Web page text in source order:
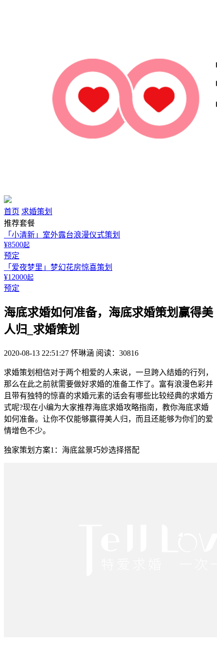
首页 求婚策划
推荐套餐
「小清新」室外露台浪漫仪式策划
¥8500起
预定
「爱夜梦里」梦幻花房惊喜策划
¥12000起
预定
海底求婚如何准备，海底求婚策划赢得美
人归_求婚策划
2020-08-13 22:51:27 怀琳涵 阅读：30816
求婚策划相信对于两个相爱的人来说，一旦跨入结婚的行列，
那么在此之前就需要做好求婚的准备工作了。富有浪漫色彩并
且带有独特的惊喜的求婚元素的话会有哪些比较经典的求婚方
式呢?现在小编为大家推荐海底求婚攻略指南，教你海底求婚
如何准备。让你不仅能够赢得美人归，而且还能够为你们的爱
情增色不少。
独家策划方案1：海底盆景巧妙选择搭配